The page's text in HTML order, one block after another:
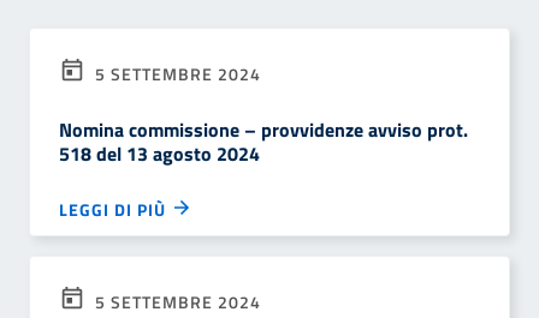
5 SETTEMBRE 2024
Nomina commissione – provvidenze avviso prot.
518 del 13 agosto 2024
LEGGI DI PIÙ
5 SETTEMBRE 2024